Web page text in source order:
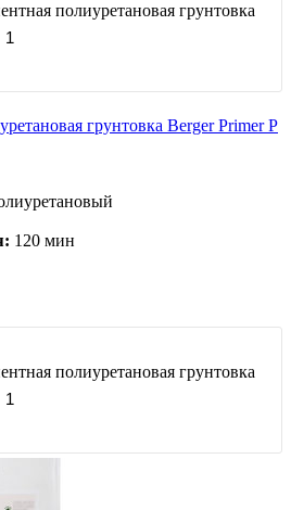
полиуретановая грунтовка
грунтовка Berger Primer P
120 мин
полиуретановая грунтовка